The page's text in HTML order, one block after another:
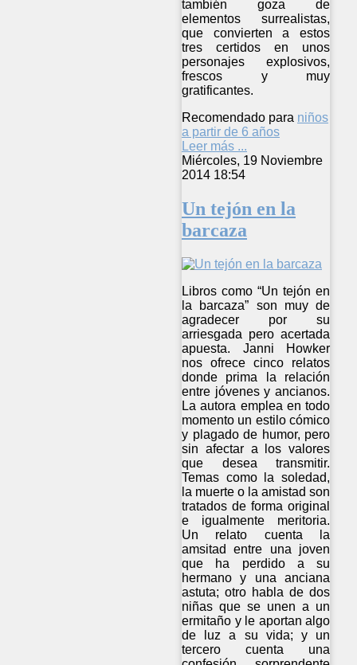
también goza de
elementos surrealistas,
que convierten a estos
tres certidos en unos
personajes explosivos,
frescos y muy
gratificantes.
Recomendado para niños
a partir de 6 años
Leer más ...
Miércoles, 19 Noviembre
2014 18:54
Un tejón en la
barcaza
Libros como “Un tejón en
la barcaza” son muy de
agradecer por su
arriesgada pero acertada
apuesta. Janni Howker
nos ofrece cinco relatos
donde prima la relación
entre jóvenes y ancianos.
La autora emplea en todo
momento un estilo cómico
y plagado de humor, pero
sin afectar a los valores
que desea transmitir.
Temas como la soledad,
la muerte o la amistad son
tratados de forma original
e igualmente meritoria.
Un relato cuenta la
amsitad entre una joven
que ha perdido a su
hermano y una anciana
astuta; otro habla de dos
niñas que se unen a un
ermitaño y le aportan algo
de luz a su vida; y un
tercero cuenta una